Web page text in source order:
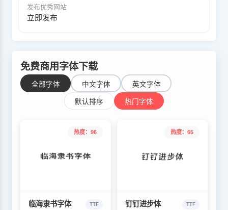
发布优秀网站
立即发布
免费商用字体下载
全部字体 中文字体 英文字体
默认排序 热门字体
热度：96
临海隶书字体 TTF
热度：65
钉钉进步体 TTF